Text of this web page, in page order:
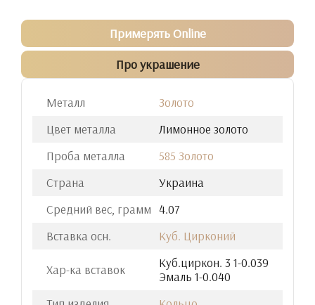
Примерять Online
Про украшение
Металл
Золото
Цвет металла
Лимонное золото
Проба металла
585 Золото
Страна
Украина
Средний вес, грамм 4.07
Вставка осн.
Куб. Цирконий
Хар-ка вставок
Куб.циркон. 3 1-0.039
Эмаль 1-0.040